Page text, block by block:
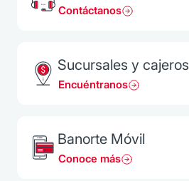
Contáctanos
Sucursales y cajeros
Encuéntranos
Banorte Móvil
Conoce más